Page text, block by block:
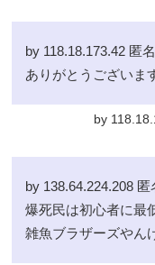
by 118.18.173.42 匿
ありがとうございま
by
by 138.64.224.208 匿
爆死民は初心者に最
雑魚ブラザーズやん